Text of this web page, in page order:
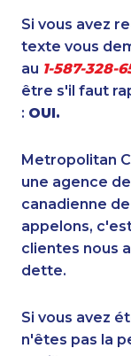
Si vous avez
texte vous
au 1-587-328-
être s'il faut
: OUI.
Metropolitan
une agence
canadienne
appelons,
clientes nous
dette.
Si vous avez
n'êtes pas la